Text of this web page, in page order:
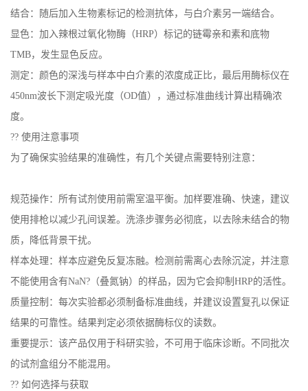
结合：随后加入生物素标记的检测抗体，与白介素另一端结合。
显色：加入辣根过氧化物酶（HRP）标记的链霉亲和素和底物
TMB，发生显色反应。
测定：颜色的深浅与样本中白介素的浓度成正比，最后用酶标仪在
450nm波长下测定吸光度（OD值），通过标准曲线计算出精确浓
度。
?? 使用注意事项
为了确保实验结果的准确性，有几个关键点需要特别注意：
规范操作：所有试剂使用前需室温平衡。加样要准确、快速，建议
使用排枪以减少孔间误差。洗涤步骤务必彻底，以去除未结合的物
质，降低背景干扰。
样本处理：样本应避免反复冻融。检测前需离心去除沉淀，并注意
不能使用含有NaN?（叠氮钠）的样品，因为它会抑制HRP的活性。
质量控制：每次实验都必须制备标准曲线，并建议设置复孔以保证
结果的可靠性。结果判定必须依据酶标仪的读数。
重要提示：该产品仅用于科研实验，不可用于临床诊断。不同批次
的试剂盒组分不能混用。
?? 如何选择与获取